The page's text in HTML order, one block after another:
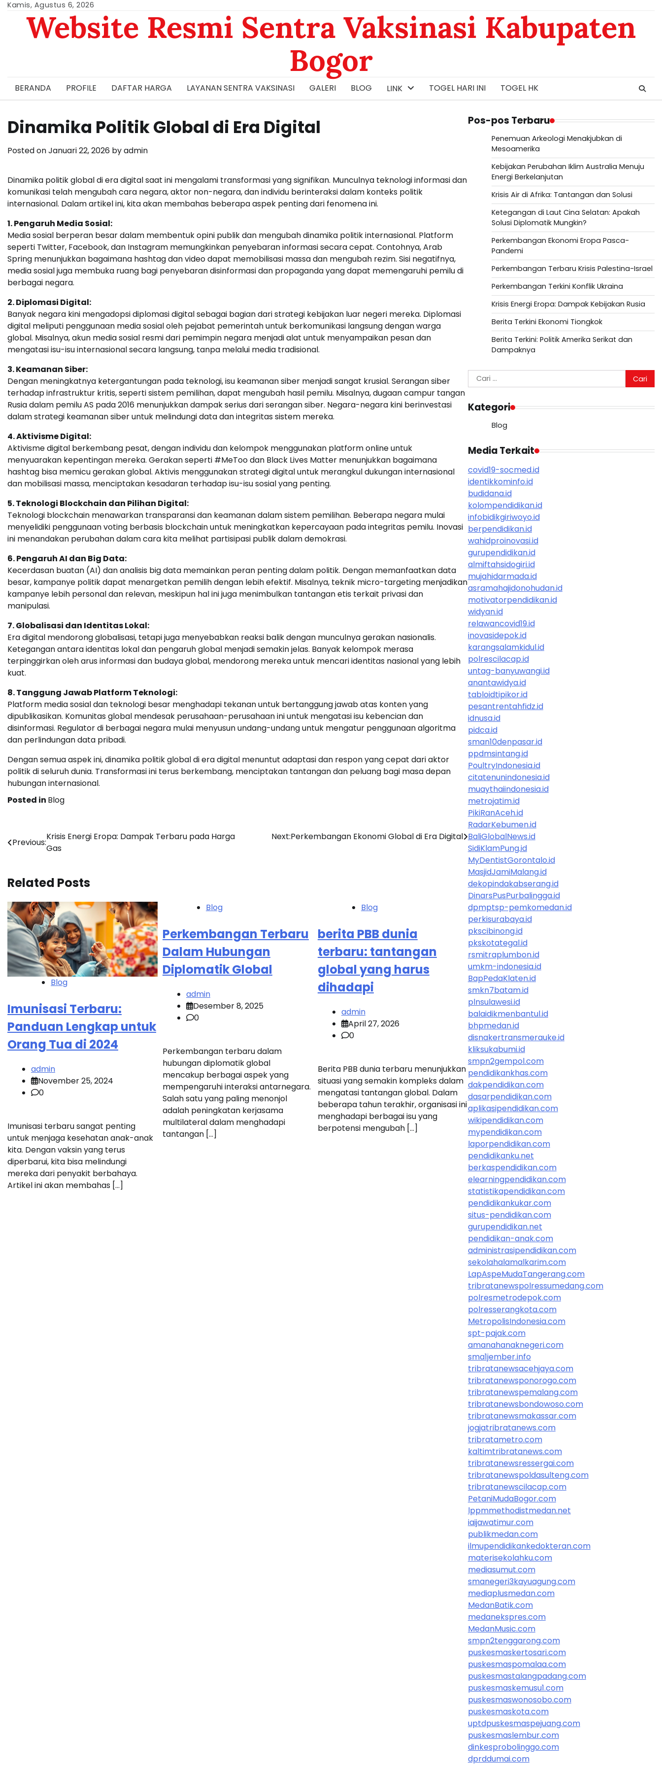
Skip
content
Kamis, Agustus 6, 2026
Website Resmi Sentra Vaksinasi Kabupaten
Bogor
BERANDA PROFILE DAFTAR HARGA LAYANAN SENTRA VAKSINASI GALERI BLOG LINK TOGEL HARI INI TOGEL HK
Dinamika Politik Global di Era Digital
Posted onJanuari 22, 2026 byadmin
Dinamika politik global di era digital saat ini mengalami transformasi yang signifikan. Munculnya teknologi informasi dan
komunikasi telah mengubah cara negara, aktor non-negara, dan individu berinteraksi dalam konteks politik
internasional. Dalam artikel ini, kita akan membahas beberapa aspek penting dari fenomena ini.
1. Pengaruh Media Sosial:
Media sosial berperan besar dalam membentuk opini publik dan mengubah dinamika politik internasional. Platform
seperti Twitter, Facebook, dan Instagram memungkinkan penyebaran informasi secara cepat. Contohnya, Arab
Spring menunjukkan bagaimana hashtag dan video dapat memobilisasi massa dan mengubah rezim. Sisi negatifnya,
media sosial juga membuka ruang bagi penyebaran disinformasi dan propaganda yang dapat memengaruhi pemilu di
berbagai negara.
2. Diplomasi Digital:
Banyak negara kini mengadopsi diplomasi digital sebagai bagian dari strategi kebijakan luar negeri mereka. Diplomasi
digital meliputi penggunaan media sosial oleh pejabat pemerintah untuk berkomunikasi langsung dengan warga
global. Misalnya, akun media sosial resmi dari pemimpin negara menjadi alat untuk menyampaikan pesan dan
mengatasi isu-isu internasional secara langsung, tanpa melalui media tradisional.
3. Keamanan Siber:
Dengan meningkatnya ketergantungan pada teknologi, isu keamanan siber menjadi sangat krusial. Serangan siber
terhadap infrastruktur kritis, seperti sistem pemilihan, dapat mengubah hasil pemilu. Misalnya, dugaan campur tangan
Rusia dalam pemilu AS pada 2016 menunjukkan dampak serius dari serangan siber. Negara-negara kini berinvestasi
dalam strategi keamanan siber untuk melindungi data dan integritas sistem mereka.
4. Aktivisme Digital:
Aktivisme digital berkembang pesat, dengan individu dan kelompok menggunakan platform online untuk
menyuarakan kepentingan mereka. Gerakan seperti #MeToo dan Black Lives Matter menunjukkan bagaimana
hashtag bisa memicu gerakan global. Aktivis menggunakan strategi digital untuk merangkul dukungan internasional
dan mobilisasi massa, menciptakan kesadaran terhadap isu-isu sosial yang penting.
5. Teknologi Blockchain dan Pilihan Digital:
Teknologi blockchain menawarkan transparansi dan keamanan dalam sistem pemilihan. Beberapa negara mulai
menyelidiki penggunaan voting berbasis blockchain untuk meningkatkan kepercayaan pada integritas pemilu. Inovasi
ini menandakan perubahan dalam cara kita melihat partisipasi publik dalam demokrasi.
6. Pengaruh AI dan Big Data:
Kecerdasan buatan (AI) dan analisis big data memainkan peran penting dalam politik. Dengan memanfaatkan data
besar, kampanye politik dapat menargetkan pemilih dengan lebih efektif. Misalnya, teknik micro-targeting menjadikan
kampanye lebih personal dan relevan, meskipun hal ini juga menimbulkan tantangan etis terkait privasi dan
manipulasi.
7. Globalisasi dan Identitas Lokal:
Era digital mendorong globalisasi, tetapi juga menyebabkan reaksi balik dengan munculnya gerakan nasionalis.
Ketegangan antara identitas lokal dan pengaruh global menjadi semakin jelas. Banyak kelompok merasa
terpinggirkan oleh arus informasi dan budaya global, mendorong mereka untuk mencari identitas nasional yang lebih
kuat.
8. Tanggung Jawab Platform Teknologi:
Platform media sosial dan teknologi besar menghadapi tekanan untuk bertanggung jawab atas konten yang
dipublikasikan. Komunitas global mendesak perusahaan-perusahaan ini untuk mengatasi isu kebencian dan
disinformasi. Regulator di berbagai negara mulai menyusun undang-undang untuk mengatur penggunaan algoritma
dan perlindungan data pribadi.
Dengan semua aspek ini, dinamika politik global di era digital menuntut adaptasi dan respon yang cepat dari aktor
politik di seluruh dunia. Transformasi ini terus berkembang, menciptakan tantangan dan peluang bagi masa depan
hubungan internasional.
Posted in Blog
Navigasi
Previous:
Krisis Energi Eropa: Dampak Terbaru pada Harga
Gas
Next:Perkembangan Ekonomi Global di Era Digital
Related Posts
Blog
Imunisasi Terbaru:
Panduan Lengkap untuk
Orang Tua di 2024
admin
November 25, 2024
0
Imunisasi terbaru sangat penting
untuk menjaga kesehatan anak-anak
kita. Dengan vaksin yang terus
diperbarui, kita bisa melindungi
mereka dari penyakit berbahaya.
Artikel ini akan membahas […]
Blog
Perkembangan Terbaru
Dalam Hubungan
Diplomatik Global
admin
Desember 8, 2025
0
Perkembangan terbaru dalam
hubungan diplomatik global
mencakup berbagai aspek yang
mempengaruhi interaksi antarnegara.
Salah satu yang paling menonjol
adalah peningkatan kerjasama
multilateral dalam menghadapi
tantangan […]
Blog
berita PBB dunia
terbaru: tantangan
global yang harus
dihadapi
admin
April 27, 2026
0
Berita PBB dunia terbaru menunjukkan
situasi yang semakin kompleks dalam
mengatasi tantangan global. Dalam
beberapa tahun terakhir, organisasi ini
menghadapi berbagai isu yang
berpotensi mengubah […]
Pos-pos Terbaru
Penemuan Arkeologi Menakjubkan di
Mesoamerika
Kebijakan Perubahan Iklim Australia Menuju
Energi Berkelanjutan
Krisis Air di Afrika: Tantangan dan Solusi
Ketegangan di Laut Cina Selatan: Apakah
Solusi Diplomatik Mungkin?
Perkembangan Ekonomi Eropa Pasca-
Pandemi
Perkembangan Terbaru Krisis Palestina-Israel
Perkembangan Terkini Konflik Ukraina
Krisis Energi Eropa: Dampak Kebijakan Rusia
Berita Terkini Ekonomi Tiongkok
Berita Terkini: Politik Amerika Serikat dan
Dampaknya
Cari
untuk:
Kategori
Blog
Media Terkait
covid19-socmed.id
identikkominfo.id
budidana.id
kolompendidikan.id
infobidikgiriwoyo.id
berpendidikan.id
wahidproinovasi.id
gurupendidikan.id
almiftahsidogiri.id
mujahidarmada.id
asramahajidonohudan.id
motivatorpendidikan.id
widyan.id
relawancovid19.id
inovasidepok.id
karangsalamkidul.id
polrescilacap.id
untag-banyuwangi.id
anantawidya.id
tabloidtipikor.id
pesantrentahfidz.id
idnusa.id
pidca.id
sman10denpasar.id
ppdmsintang.id
PoultryIndonesia.id
citatenunindonesia.id
muaythaiindonesia.id
metrojatim.id
PikiRanAceh.id
RadarKebumen.id
BaliGlobalNews.id
SidiKlamPung.id
MyDentistGorontalo.id
MasjidJamiMalang.id
dekopindakabserang.id
DinarsPusPurbalingga.id
dpmptsp-pemkomedan.id
perkisurabaya.id
pkscibinong.id
pkskotategal.id
rsmitraplumbon.id
umkm-indonesia.id
BapPedaKlaten.id
smkn7batam.id
plnsulawesi.id
balaidikmenbantul.id
bhpmedan.id
disnakertransmerauke.id
kliksukabumi.id
smpn2gempol.com
pendidikankhas.com
dakpendidikan.com
dasarpendidikan.com
aplikasipendidikan.com
wikipendidikan.com
mypendidikan.com
laporpendidikan.com
pendidikanku.net
berkaspendidikan.com
elearningpendidikan.com
statistikapendidikan.com
pendidikankukar.com
situs-pendidikan.com
gurupendidikan.net
pendidikan-anak.com
administrasipendidikan.com
sekolahalamalkarim.com
LapAspeMudaTangerang.com
tribratanewspolressumedang.com
polresmetrodepok.com
polresserangkota.com
MetropolisIndonesia.com
spt-pajak.com
amanahanaknegeri.com
sma1jember.info
tribratanewsacehjaya.com
tribratanewsponorogo.com
tribratanewspemalang.com
tribratanewsbondowoso.com
tribratanewsmakassar.com
jogjatribratanews.com
tribratametro.com
kaltimtribratanews.com
tribratanewsressergai.com
tribratanewspoldasulteng.com
tribratanewscilacap.com
PetaniMudaBogor.com
lppmmethodistmedan.net
iaijawatimur.com
publikmedan.com
ilmupendidikankedokteran.com
materisekolahku.com
mediasumut.com
smanegeri3kayuagung.com
mediaplusmedan.com
MedanBatik.com
medanekspres.com
MedanMusic.com
smpn2tenggarong.com
puskesmaskertosari.com
puskesmaspomalaa.com
puskesmastalangpadang.com
puskesmaskemusu1.com
puskesmaswonosobo.com
puskesmaskota.com
uptdpuskesmaspejuang.com
puskesmaslembur.com
dinkesprobolinggo.com
dprddumai.com